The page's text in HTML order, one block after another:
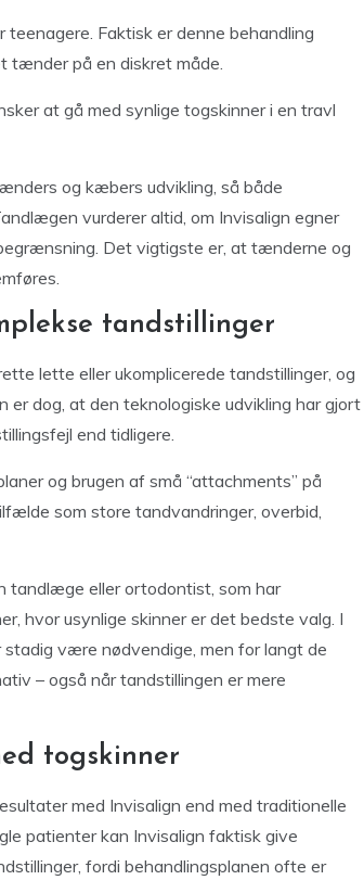
Faktisk er denne behandling
tænder på en diskret måde.
at gå med synlige togskinner i en travl
og kæbers udvikling, så både
vurderer altid, om Invisalign egner
Det vigtigste er, at tænderne og
tandstillinger
lette eller ukomplicerede tandstillinger, og
er dog, at den teknologiske udvikling har gjort
end tidligere.
og brugen af små “attachments” på
som store tandvandringer, overbid,
tandlæge eller ortodontist, som har
hvor usynlige skinner er det bedste valg. I
være nødvendige, men for langt de
– også når tandstillingen er mere
togskinner
med Invisalign end med traditionelle
patienter kan Invisalign faktisk give
fordi behandlingsplanen ofte er